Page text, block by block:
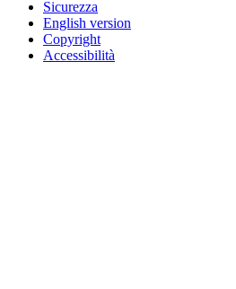
Sicurezza
English version
Copyright
Accessibilità